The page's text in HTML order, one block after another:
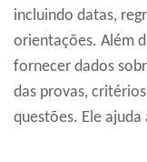
incluindo datas,
orientações. Além
fornecer dados
das provas,
questões. Ele